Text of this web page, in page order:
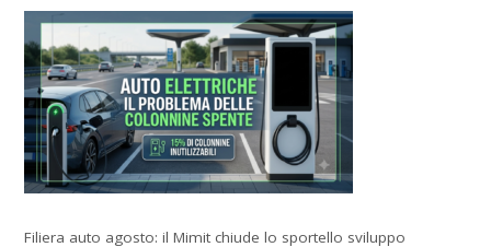
Filiera auto agosto: il Mimit chiude lo sportello sviluppo